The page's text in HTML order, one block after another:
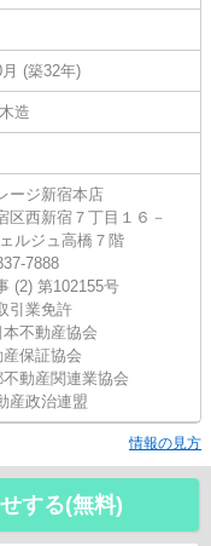
(築32年)
造
ージ新宿本店
区西新宿７丁目１６－
ルジュ高橋７階
7888
(2) 第102155号
引業免許
本不動産協会
保証協会
不動産関連業協会
産政治連盟
情報の見方
する(無料)